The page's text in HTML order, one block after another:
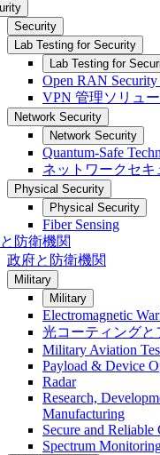
Security
Lab Testing for Security
Lab Testing for
Open RAN Security
VPN 管理ソリュ
Network Security
Network Security
Quantum-Safe
ネットワークセキ
Physical Security
Physical Security
Fiber Sensing
防衛機関
政府と防衛機関
Military
Military
Electromagnetic
光コーティングと
Military Aviation
Payload & Device
Radar
Research,
Manufacturing
Secure and
Spectrum